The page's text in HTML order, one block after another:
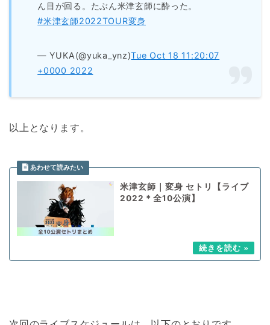
ん目が回る。たぶん米津玄師に酔った。
#米津玄師2022TOUR変身
— YUKA(@yuka_ynz)Tue Oct 18 11:20:07
+0000 2022
以上となります。
米津玄師｜変身 セトリ【ライブ
2022＊全10公演】